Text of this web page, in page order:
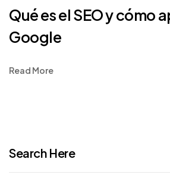
Qué es el SEO y cómo
Google
Read More
Search Here